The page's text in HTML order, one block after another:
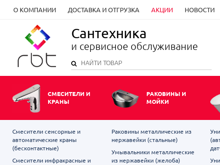
О КОМПАНИИ ДОСТАВКА И ОТГРУЗКА АКЦИИ НОВОСТИ
Сантехника
и сервисное обслуживание
СМЕСИТЕЛИ И
КРАНЫ
РАКОВИНЫ И
МОЙКИ
Смесители сенсорные и
автоматические краны
(бесконтактные)
Смесители инфракрасные и
Раковины металлические из
нержавейки (стальные)
Умывальники металлические
из нержавейки (желоба)